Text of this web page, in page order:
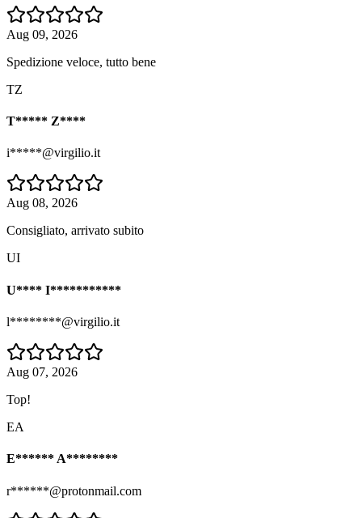
Aug 09, 2026
Spedizione veloce, tutto bene
TZ
T***** Z****
i*****@virgilio.it
Aug 08, 2026
Consigliato, arrivato subito
UI
U**** I***********
l********@virgilio.it
Aug 07, 2026
Top!
EA
E****** A********
r******@protonmail.com